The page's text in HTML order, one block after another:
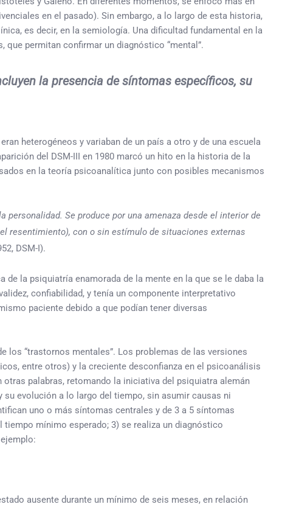
en el pasado). Sin embargo, a lo largo de esta historia,
es decir, en la semiología. Una dificultad fundamental en la
permitan confirmar un diagnóstico “mental”.
la presencia de síntomas específicos, su
heterogéneos y variaban de un país a otro y de una escuela
del DSM-III en 1980 marcó un hito en la historia de la
en la teoría psicoanalítica junto con posibles mecanismos
personalidad. Se produce por una amenaza desde el interior de
resentimiento), con o sin estímulo de situaciones externas
DSM-I).
la psiquiatría enamorada de la mente en la que se le daba la
confiabilidad, y tenía un componente interpretativo
paciente debido a que podían tener diversas
los “trastornos mentales”. Los problemas de las versiones
entre otros) y la creciente desconfianza en el psicoanálisis
palabras, retomando la iniciativa del psiquiatra alemán
evolución a lo largo del tiempo, sin asumir causas ni
uno o más síntomas centrales y de 3 a 5 síntomas
mínimo esperado; 3) se realiza un diagnóstico
ausente durante un mínimo de seis meses, en relación